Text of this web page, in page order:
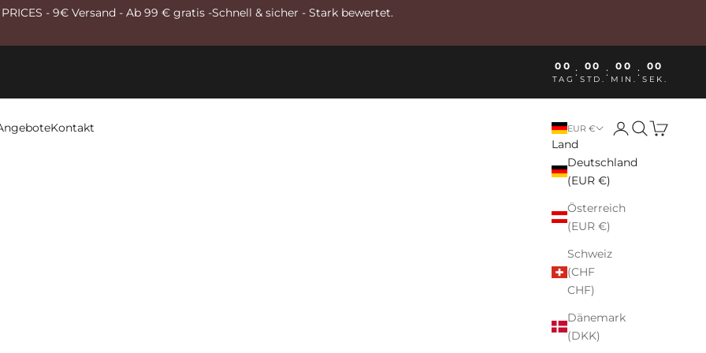
PRICES - 9€ Versand - Ab 99 € gratis -Schnell & sicher - Stark bewertet.
00
TAG
: 00
STD.
: 00
MIN.
: 00
SEK.
Kontakt EUR €
Land
Deutschland
(EUR €)
Österreich
(EUR €)
Schweiz
(CHF
CHF)
Dänemark
(DKK)
Anmelden
Suchen